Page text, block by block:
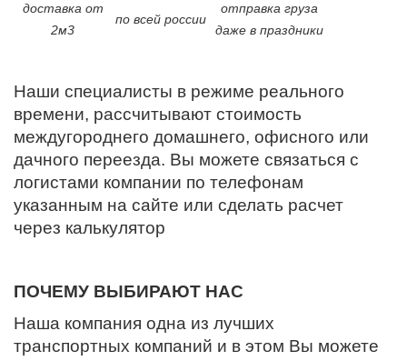
доставка от
2м3
по всей россии
отправка груза
даже в праздники
Наши специалисты в режиме реального
времени, рассчитывают стоимость
междугороднего домашнего, офисного или
дачного переезда. Вы можете связаться с
логистами компании по телефонам
указанным на сайте или сделать расчет
через калькулятор
ПОЧЕМУ ВЫБИРАЮТ НАС
Наша компания одна из лучших
транспортных компаний и в этом Вы можете